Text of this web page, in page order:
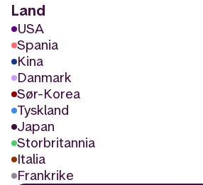
Land
USA
Spania
Kina
Danmark
Sør-Korea
Tyskland
Japan
Storbritannia
Italia
Frankrike